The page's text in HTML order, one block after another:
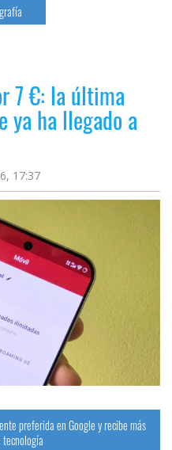
7 €: la última
ya ha llegado a
17:37
preferida en Google y recibe más